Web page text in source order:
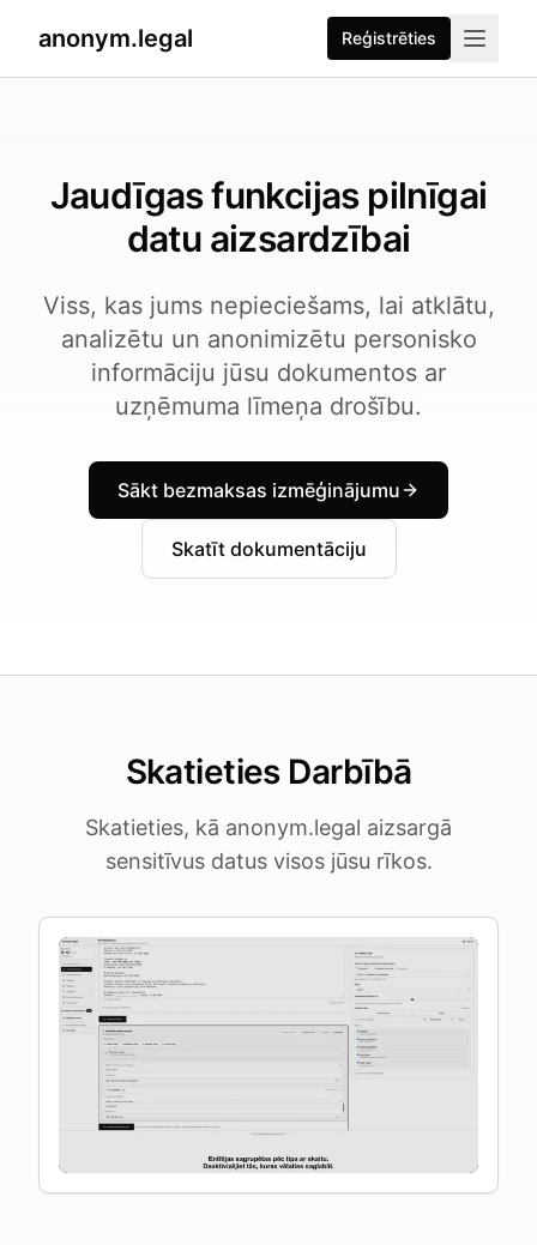
Last updated 2026-07-272026-07-27
anonym.legal Reģistrēties
Jaudīgas funkcijas pilnīgai
datu aizsardzībai
Viss, kas jums nepieciešams, lai atklātu,
analizētu un anonimizētu personisko
informāciju jūsu dokumentos ar
uzņēmuma līmeņa drošību.
Sākt bezmaksas izmēģinājumu
Skatīt dokumentāciju
Skatieties Darbībā
Skatieties, kā anonym.legal aizsargā
sensitīvus datus visos jūsu rīkos.